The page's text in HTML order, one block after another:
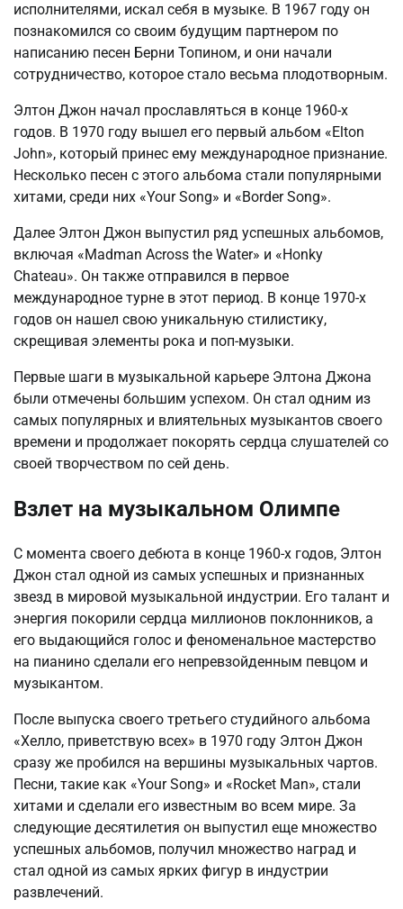
исполнителями, искал себя в музыке. В 1967 году он
познакомился со своим будущим партнером по
написанию песен Берни Топином, и они начали
сотрудничество, которое стало весьма плодотворным.
Элтон Джон начал прославляться в конце 1960-х
годов. В 1970 году вышел его первый альбом «Elton
John», который принес ему международное признание.
Несколько песен с этого альбома стали популярными
хитами, среди них «Your Song» и «Border Song».
Далее Элтон Джон выпустил ряд успешных альбомов,
включая «Madman Across the Water» и «Honky
Chateau». Он также отправился в первое
международное турне в этот период. В конце 1970-х
годов он нашел свою уникальную стилистику,
скрещивая элементы рока и поп-музыки.
Первые шаги в музыкальной карьере Элтона Джона
были отмечены большим успехом. Он стал одним из
самых популярных и влиятельных музыкантов своего
времени и продолжает покорять сердца слушателей со
своей творчеством по сей день.
Взлет на музыкальном Олимпе
С момента своего дебюта в конце 1960-х годов, Элтон
Джон стал одной из самых успешных и признанных
звезд в мировой музыкальной индустрии. Его талант и
энергия покорили сердца миллионов поклонников, а
его выдающийся голос и феноменальное мастерство
на пианино сделали его непревзойденным певцом и
музыкантом.
После выпуска своего третьего студийного альбома
«Хелло, приветствую всех» в 1970 году Элтон Джон
сразу же пробился на вершины музыкальных чартов.
Песни, такие как «Your Song» и «Rocket Man», стали
хитами и сделали его известным во всем мире. За
следующие десятилетия он выпустил еще множество
успешных альбомов, получил множество наград и
стал одной из самых ярких фигур в индустрии
развлечений.